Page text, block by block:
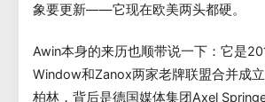
象要更新——它现在欧美两头都硬。
Awin本身的来历也顺带说一下：它是
Window和Zanox两家老牌联盟合并成
柏林，背后是德国媒体集团Axel